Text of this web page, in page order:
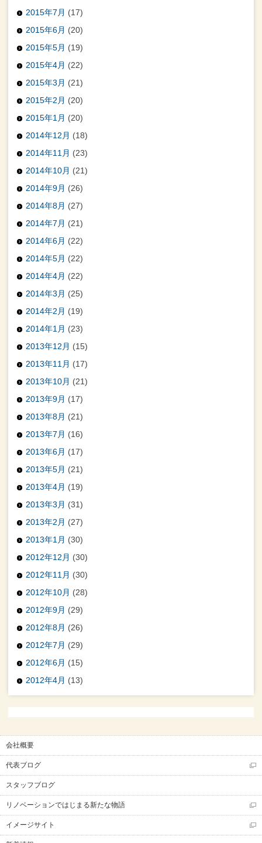
2015年7月 (17)
2015年6月 (20)
2015年5月 (19)
2015年4月 (22)
2015年3月 (21)
2015年2月 (20)
2015年1月 (20)
2014年12月 (18)
2014年11月 (23)
2014年10月 (21)
2014年9月 (26)
2014年8月 (27)
2014年7月 (21)
2014年6月 (22)
2014年5月 (22)
2014年4月 (22)
2014年3月 (25)
2014年2月 (19)
2014年1月 (23)
2013年12月 (15)
2013年11月 (17)
2013年10月 (21)
2013年9月 (17)
2013年8月 (21)
2013年7月 (16)
2013年6月 (17)
2013年5月 (21)
2013年4月 (19)
2013年3月 (31)
2013年2月 (27)
2013年1月 (30)
2012年12月 (30)
2012年11月 (30)
2012年10月 (28)
2012年9月 (29)
2012年8月 (26)
2012年7月 (29)
2012年6月 (15)
2012年4月 (13)
会社概要
代表ブログ
スタッフブログ
リノベーションではじまる新たな物語
イメージサイト